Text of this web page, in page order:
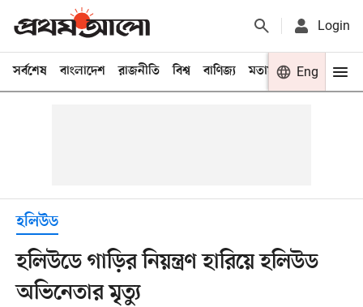
Login
সর্বশেষ বাংলাদেশ রাজনীতি বিশ্ব বাণিজ্য মতামত খেলা
Eng
হলিউড
হলিউডে গাড়ির নিয়ন্ত্রণ হারিয়ে হলিউড
অভিনেতার মৃত্যু